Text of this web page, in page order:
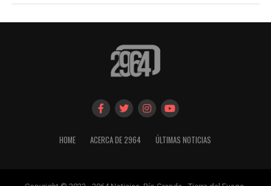
HOME ACERCA DE 2964 ÚLTIMAS NOTICIAS